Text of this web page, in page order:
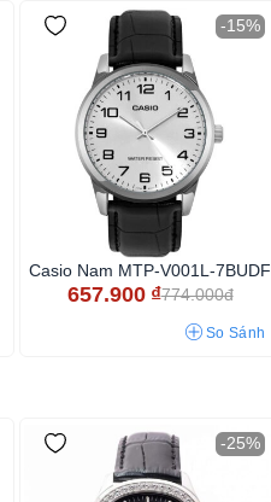
-15%
Casio Nam MTP-V001L-7BUDF
657.900 ₫774.000đ
So Sánh
-25%